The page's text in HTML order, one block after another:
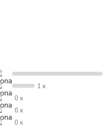
1 x
0 x
0 x
0 x